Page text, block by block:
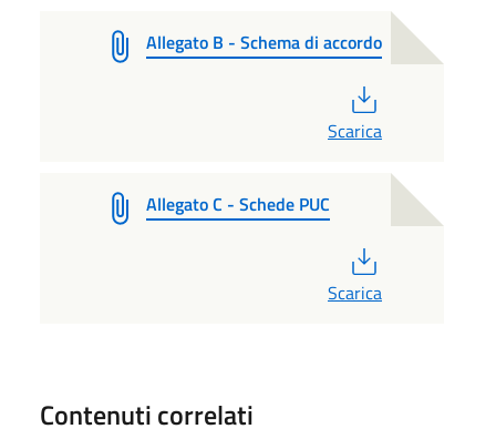
Allegato B - Schema di accordo
Scarica
Allegato C - Schede PUC
Scarica
Contenuti correlati